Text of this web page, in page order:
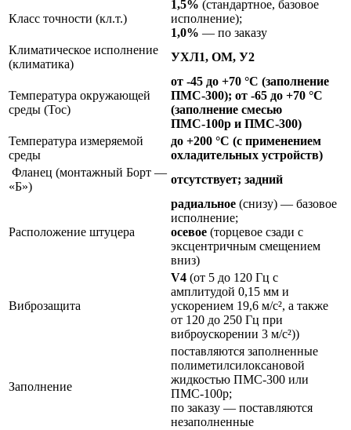
Класс точности (кл.т.)
1,5% (стандартное, базовое
исполнение);
1,0% — по заказу
Климатическое исполнение
(климатика)
УХЛ1, ОМ, У2
Температура окружающей
среды (Тос)
от -45 до +70 °С (заполнение
ПМС-300); от -65 до +70 °С
(заполнение смесью
ПМС-100р и ПМС-300)
Температура измеряемой
среды
до +200 °С (с применением
охладительных устройств)
Фланец (монтажный Борт —
«Б»)
отсутствует; задний
Расположение штуцера
радиальное (снизу) — базовое
исполнение;
осевое (торцевое сзади с
эксцентричным смещением
вниз)
Виброзащита
V4 (от 5 до 120 Гц с
амплитудой 0,15 мм и
ускорением 19,6 м/с², а также
от 120 до 250 Гц при
виброускорении 3 м/с²))
Заполнение
поставляются заполненные
полиметилсилоксановой
жидкостью ПМС-300 или
ПМС-100р;
по заказу — поставляются
незаполненные